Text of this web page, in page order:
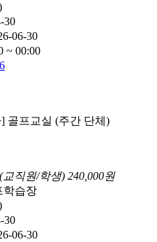
30
06-30
~ 00:00
골프교실 (주간 단체)
(교직원/학생) 240,000원
학습장
30
06-30